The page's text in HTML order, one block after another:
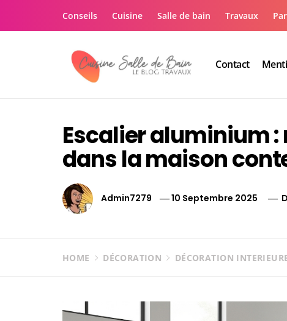
Conseils Cuisine Salle de bain Travaux
Contact
Escalier aluminium
dans la maison
Admin7279 10 Septembre 2025
HOME DÉCORATION DÉCORATION